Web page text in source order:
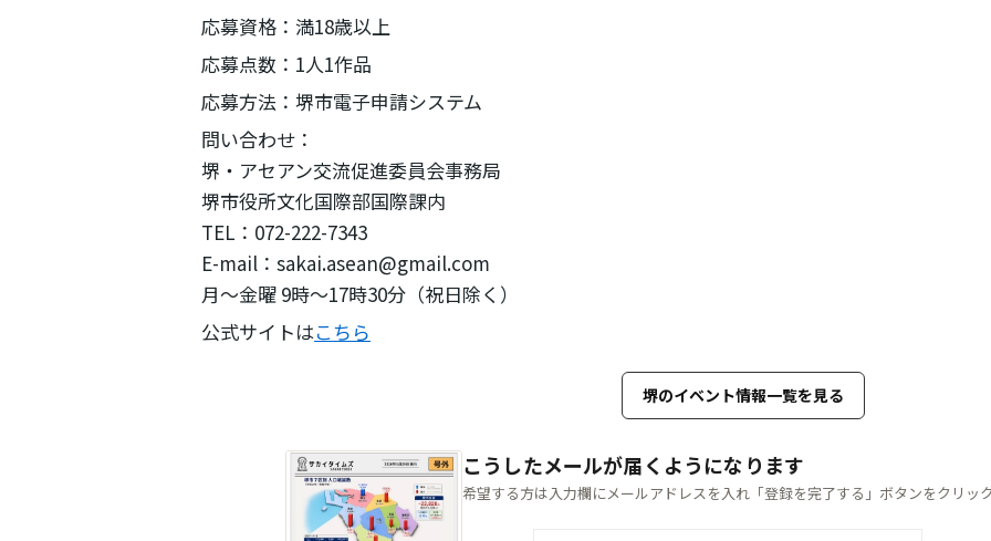
応募資格：満18歳以上
応募点数：1人1作品
応募方法：堺市電子申請システム
問い合わせ：
堺・アセアン交流促進委員会事務局
堺市役所文化国際部国際課内
TEL：072-222-7343
E-mail：sakai.asean@gmail.com
月～金曜 9時～17時30分（祝日除く）
公式サイトはこちら
堺のイベント情報一覧を見る
こうしたメールが届くようになります
希望する方は入力欄にメールアドレスを入れ「登録を完了する」ボタンをクリッ